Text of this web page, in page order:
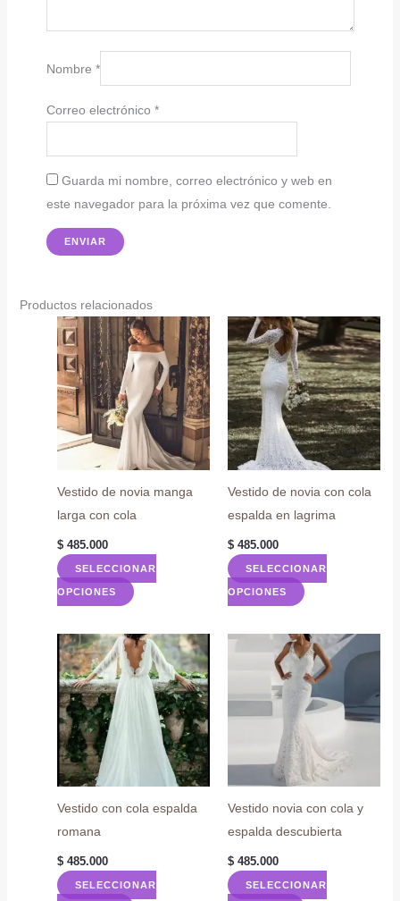
Nombre *
Correo electrónico *
Guarda mi nombre, correo electrónico y web en
este navegador para la próxima vez que comente.
Productos relacionados
Vestido de novia manga
larga con cola
$485.000
SELECCIONAR
OPCIONES
Este
tiene
múltiples
variantes.
opciones
pueden
página
de
Vestido de novia con cola
espalda en lagrima
$ 485.000
SELECCIONAR
OPCIONES
Este
tiene
múltiples
variantes.
Las
se
pueden
página
de
Vestido con cola espalda
romana
$485.000
SELECCIONAR
Vestido novia con cola y
espalda descubierta
$ 485.000
SELECCIONAR